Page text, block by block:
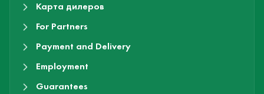
Карта дилеров
For Partners
Payment and Delivery
Employment
Guarantees